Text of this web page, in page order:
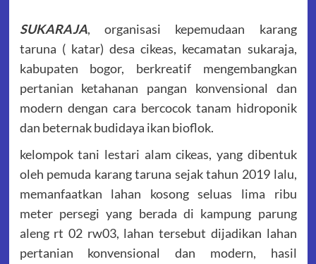
SUKARAJA, organisasi kepemudaan karang
taruna ( katar) desa cikeas, kecamatan sukaraja,
kabupaten bogor, berkreatif mengembangkan
pertanian ketahanan pangan konvensional dan
modern dengan cara bercocok tanam hidroponik
dan beternak budidaya ikan bioflok.
kelompok tani lestari alam cikeas, yang dibentuk
oleh pemuda karang taruna sejak tahun 2019 lalu,
memanfaatkan lahan kosong seluas lima ribu
meter persegi yang berada di kampung parung
aleng rt 02 rw03, lahan tersebut dijadikan lahan
pertanian konvensional dan modern, hasil